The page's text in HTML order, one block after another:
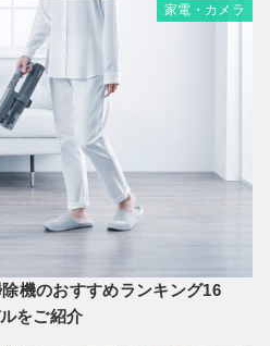
家電・カメラ
除機のおすすめランキング16
をご紹介